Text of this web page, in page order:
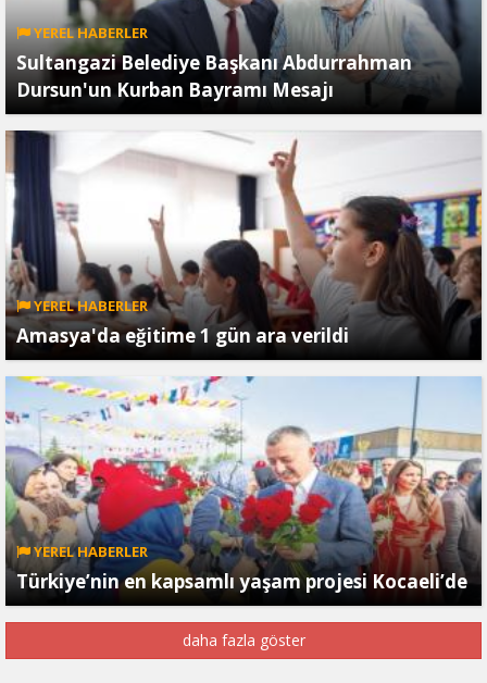
YEREL HABERLER
Sultangazi Belediye Başkanı Abdurrahman
Dursun'un Kurban Bayramı Mesajı
YEREL HABERLER
Amasya'da eğitime 1 gün ara verildi
YEREL HABERLER
Türkiye’nin en kapsamlı yaşam projesi Kocaeli’de
daha fazla göster